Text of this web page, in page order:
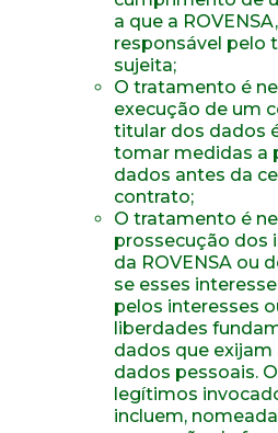
a que a
responsável pelo
sujeita;
O tratamento é
execução de um
titular dos dados
tomar medidas a
dados antes da
contrato;
O tratamento é
prossecução dos
da ROVENSA ou
se esses
pelos interesses
liberdades
dados que
dados pessoais.
legítimos
incluem,